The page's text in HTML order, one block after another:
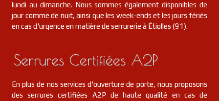
lundi au dimanche. Nous sommes également disponibles de
jour comme de nuit, ainsi que les week-ends et les jours fériés
en cas d'urgence en matière de serrurerie à Étiolles (91).
Serrures Certifiées A2P
En plus de nos services d'ouverture de porte, nous proposons
des serrures certifiées A2P de haute qualité en cas de